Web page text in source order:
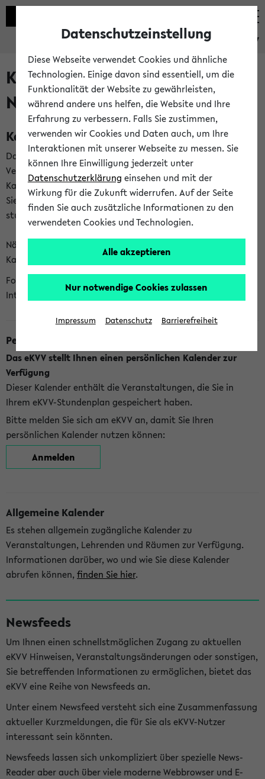
eKVV
Kalenderintegration und
Newsfeeds
Kalenderintegration
Das eKVV bietet Ihnen die Möglichkeit,
Veranstaltungstermine in eine Vielzahl von
Kalenderanwendungen einzubinden. Auf diese Weise können
Sie einen gemeinsamen Überblick über Ihre privaten und
studienbezogenen Termine erhalten.
Näheres zu Vorteilen und Funktionsweise der
Kalenderintegration können Sie auf unserer
Folgende Kalender bietet Ihnen das eKVV derzeit zur
Integration an:
Persönlicher Kalender
Das eKVV stellt Ihnen einen persönlichen Kalender zur
Verfügung
Dieser Kalender enthält die Veranstaltungen, die Sie in
Ihrem eKVV-Stundenplan gespeichert haben.
Bitte melden Sie sich am eKVV an, damit Sie Ihren
persönlichen Kalender nutzen können:
Anmelden
Allgemeine Kalender
Es stehen allgemein zugängliche Kalender zu
Veranstaltungen, Lehrenden und Räumen zur Verfügung.
Informationen darüber, wo und wie Sie diese Kalender
abrufen können, finden Sie hier.
Newsfeeds
Um Ihnen einen schnellstmöglichen Zugang zu aktuellen
eKVV Hinweisen, Veranstaltungsänderungen oder sonstigen,
Sie betreffenden Informationen zu ermöglichen, bietet das
eKVV eine Reihe von Newsfeeds an.
Unter einem Newsfeed versteht sich eine Zusammenfassung
aktueller Kurzmeldungen, die für Sie als eKVV-Nutzer
interessant sein könnten.
Newsfeeds lassen sich unkompliziert über spezielle News-
Reader aber auch über viele moderne Webbrowser und E-
Datenschutzeinstellung
Diese Webseite verwendet Cookies und ähnliche
Technologien. Einige davon sind essentiell, um die
Funktionalität der Website zu gewährleisten,
während andere uns helfen, die Website und Ihre
Erfahrung zu verbessern. Falls Sie zustimmen,
verwenden wir Cookies und Daten auch, um Ihre
Interaktionen mit unserer Webseite zu messen. Sie
können Ihre Einwilligung jederzeit unter
Datenschutzerklärung einsehen und mit der
Wirkung für die Zukunft widerrufen. Auf der Seite
finden Sie auch zusätzliche Informationen zu den
verwendeten Cookies und Technologien.
Alle akzeptieren
Nur notwendige Cookies zulassen
Impressum Datenschutz Barrierefreiheit